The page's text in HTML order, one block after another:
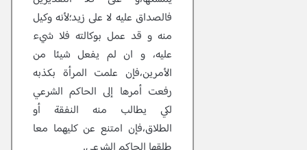
فالصداق عليه لا على زيد؛لأنه وكيل
منه و قد عمل بوكالته فلا شيء
عليه، و ان لم يفعل شيئا من
الأمرين،فإن علمت المرأة بكذبه
رفعت أمرها إلى الحاكم الشرعي
لكي يطالب منه النفقة أو
الطلاق،فإن امتنع عن كليهما معا